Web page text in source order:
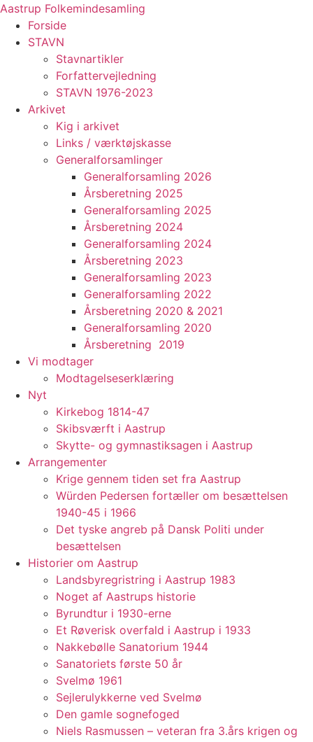
Videre
indhold
Aastrup Folkemindesamling
Forside
STAVN
Stavnartikler
Forfattervejledning
STAVN 1976-2023
Arkivet
Kig i arkivet
Links / værktøjskasse
Generalforsamlinger
Generalforsamling 2026
Årsberetning 2025
Generalforsamling 2025
Årsberetning 2024
Generalforsamling 2024
Årsberetning 2023
Generalforsamling 2023
Generalforsamling 2022
Årsberetning 2020 & 2021
Generalforsamling 2020
Årsberetning 2019
Vi modtager
Modtagelseserklæring
Nyt
Kirkebog 1814-47
Skibsværft i Aastrup
Skytte- og gymnastiksagen i Aastrup
Arrangementer
Krige gennem tiden set fra Aastrup
Würden Pedersen fortæller om besættelsen
1940-45 i 1966
Det tyske angreb på Dansk Politi under
besættelsen
Historier om Aastrup
Landsbyregristring i Aastrup 1983
Noget af Aastrups historie
Byrundtur i 1930-erne
Et Røverisk overfald i Aastrup i 1933
Nakkebølle Sanatorium 1944
Sanatoriets første 50 år
Svelmø 1961
Sejlerulykkerne ved Svelmø
Den gamle sognefoged
Niels Rasmussen – veteran fra 3.års krigen og